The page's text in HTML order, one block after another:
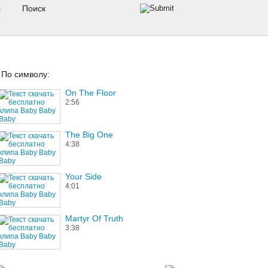
По символу:
On The Floor
2:56
The Big One
4:38
Your Side
4:01
Martyr Of Truth
3:38